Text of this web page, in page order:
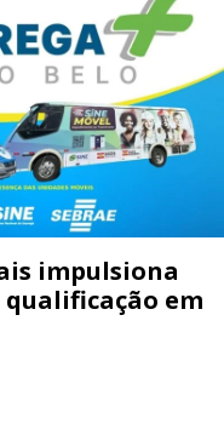
impulsiona
qualificação em